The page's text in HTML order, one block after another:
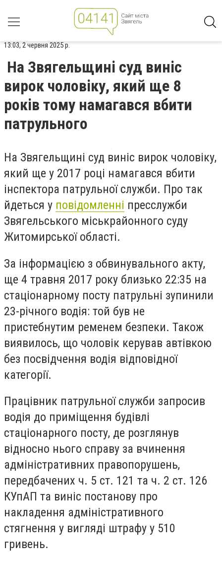
13:03, 2 червня 2025 р.
На Звягельщині суд виніс
вирок чоловіку, який ще 8
років тому намагався вбити
патрульного
На Звягельщині суд виніс вирок чоловіку,
який ще у 2017 році намагався вбити
інспектора патрульної служби. Про так
йдеться у повідомленні пресслужби
Звягельського міськрайонного суду
Житомирської області.
За інформацією з обвинувального акту,
ще 4 травня 2017 року близько 22:35 на
стаціонарному посту патрульні зупинили
23-річного водія: той був не
пристебнутим ременем безпеки. Також
виявилось, що чоловік керував автівкою
без посвідчення водія відповідної
категорії.
Працівник патрульної служби запросив
водія до приміщення будівлі
стаціонарного посту, де розглянув
відносно нього справу за вчинення
адміністративних правопорушень,
передбачених ч. 5 ст. 121 та ч. 2 ст. 126
КУпАП та виніс постанову про
накладення адміністративного
стягнення у вигляді штрафу у 510
гривень.